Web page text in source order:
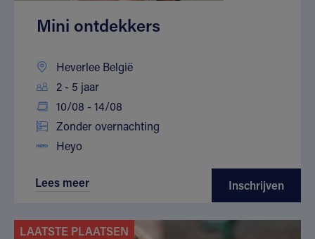
Mini ontdekkers
Heverlee België
2 - 5 jaar
10/08 - 14/08
Zonder overnachting
Heyo
Lees meer Inschrijven
LAATSTE PLAATSEN